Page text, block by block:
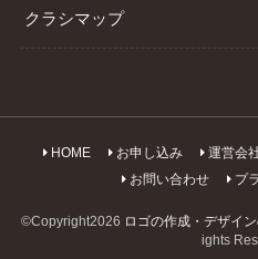
クラシマップ
HOME お申し込み 運営会
お問い合わせ
プ
©Copyright2026 ロゴの作成・デザイ
ights